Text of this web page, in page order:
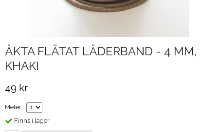
ÄKTA FLÄTAT LÄDERBAND - 4 MM,
KHAKI
49 kr
Meter
Finns i lager